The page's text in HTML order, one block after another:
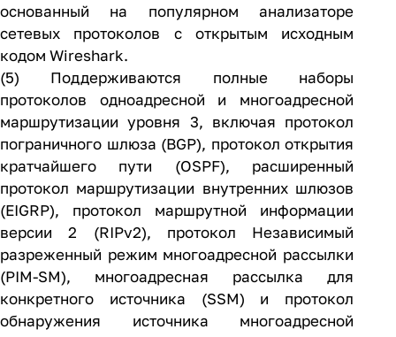
основанный на популярном анализаторе
сетевых протоколов с открытым исходным
кодом Wireshark.
(5) Поддерживаются полные наборы
протоколов одноадресной и многоадресной
маршрутизации уровня 3, включая протокол
пограничного шлюза (BGP), протокол открытия
кратчайшего пути (OSPF), расширенный
протокол маршрутизации внутренних шлюзов
(EIGRP), протокол маршрутной информации
версии 2 (RIPv2), протокол Независимый
разреженный режим многоадресной рассылки
(PIM-SM), многоадресная рассылка для
конкретного источника (SSM) и протокол
обнаружения источника многоадресной